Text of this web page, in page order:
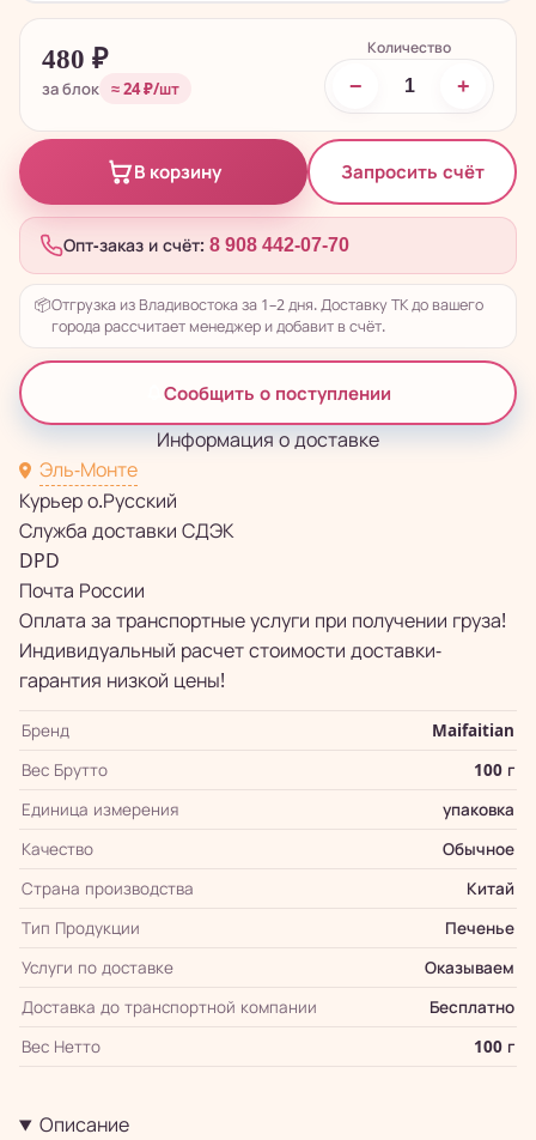
480 ₽
за блок ≈ 24 ₽/шт
Количество
− +
В корзину Запросить счёт
Опт-заказ и счёт: 8 908 442-07-70
📦Отгрузка из Владивостока за 1–2 дня. Доставку ТК до вашего
города рассчитает менеджер и добавит в счёт.
Сообщить о поступлении
Информация о доставке
Эль-Монте
Курьер о.Русский
Служба доставки СДЭК
DPD
Почта России
Оплата за транспортные услуги при получении груза!
Индивидуальный расчет стоимости доставки-
гарантия низкой цены!
Бренд
Maifaitian
Вес Брутто
100 г
Единица измерения
упаковка
Качество
Обычное
Страна производства
Китай
Тип Продукции
Печенье
Услуги по доставке
Оказываем
Доставка до транспортной компании
Бесплатно
Вес Нетто
100 г
Описание